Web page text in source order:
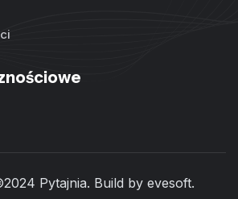
Pytajnia. Build by evesoft.